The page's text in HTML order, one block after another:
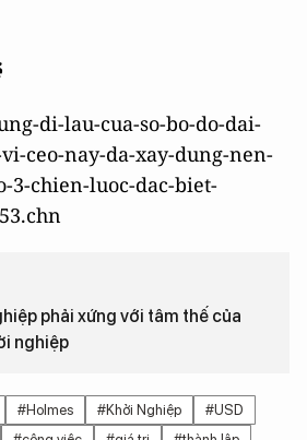
di-lau-cua-so-bo-do-dai-
ceo-nay-da-xay-dung-nen-
3-chien-luoc-dac-biet-
phải xứng với tâm thế của
nghiệp
#Holmes #Khởi Nghiệp
#USD